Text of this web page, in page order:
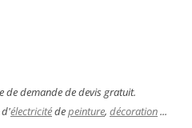
de demande de devis gratuit.
d'électricitédepeinture, décoration...